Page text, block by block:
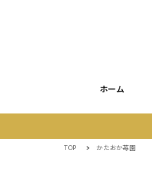
ホーム
TOP かたおか苺園